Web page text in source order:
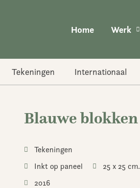
Home Werk
Tekeningen Internationaal
Blauwe blokken
Tekeningen
Inkt op paneel
25 x 25 cm.
2016